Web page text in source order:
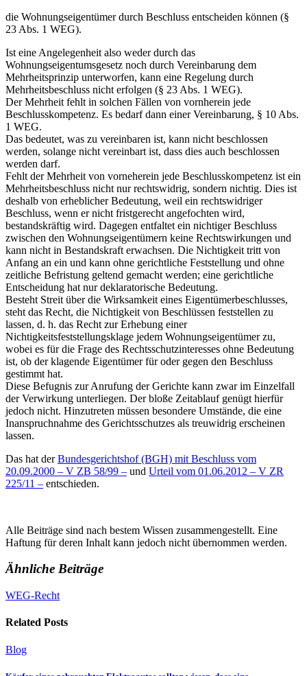
die Wohnungseigentümer durch Beschluss entscheiden können (§
23 Abs. 1 WEG).
Ist eine Angelegenheit also weder durch das
Wohnungseigentumsgesetz noch durch Vereinbarung dem
Mehrheitsprinzip unterworfen, kann eine Regelung durch
Mehrheitsbeschluss nicht erfolgen (§ 23 Abs. 1 WEG).
Der Mehrheit fehlt in solchen Fällen von vornherein jede
Beschlusskompetenz. Es bedarf dann einer Vereinbarung, § 10 Abs.
1 WEG.
Das bedeutet, was zu vereinbaren ist, kann nicht beschlossen
werden, solange nicht vereinbart ist, dass dies auch beschlossen
werden darf.
Fehlt der Mehrheit von vorneherein jede Beschlusskompetenz ist ein
Mehrheitsbeschluss nicht nur rechtswidrig, sondern nichtig. Dies ist
deshalb von erheblicher Bedeutung, weil ein rechtswidriger
Beschluss, wenn er nicht fristgerecht angefochten wird,
bestandskräftig wird. Dagegen entfaltet ein nichtiger Beschluss
zwischen den Wohnungseigentümern keine Rechtswirkungen und
kann nicht in Bestandskraft erwachsen. Die Nichtigkeit tritt von
Anfang an ein und kann ohne gerichtliche Feststellung und ohne
zeitliche Befristung geltend gemacht werden; eine gerichtliche
Entscheidung hat nur deklaratorische Bedeutung.
Besteht Streit über die Wirksamkeit eines Eigentümerbeschlusses,
steht das Recht, die Nichtigkeit von Beschlüssen feststellen zu
lassen, d. h. das Recht zur Erhebung einer
Nichtigkeitsfeststellungsklage jedem Wohnungseigentümer zu,
wobei es für die Frage des Rechtsschutzinteresses ohne Bedeutung
ist, ob der klagende Eigentümer für oder gegen den Beschluss
gestimmt hat.
Diese Befugnis zur Anrufung der Gerichte kann zwar im Einzelfall
der Verwirkung unterliegen. Der bloße Zeitablauf genügt hierfür
jedoch nicht. Hinzutreten müssen besondere Umstände, die eine
Inanspruchnahme des Gerichtsschutzes als treuwidrig erscheinen
lassen.
Das hat derBundesgerichtshof (BGH) mit Beschluss vom
20.09.2000 – V ZB 58/99 – und Urteil vom 01.06.2012 – V ZR
225/11 – entschieden.
Alle Beiträge sind nach bestem Wissen zusammengestellt. Eine
Haftung für deren Inhalt kann jedoch nicht übernommen werden.
Ähnliche Beiträge
WEG-Recht
Related Posts
Blog